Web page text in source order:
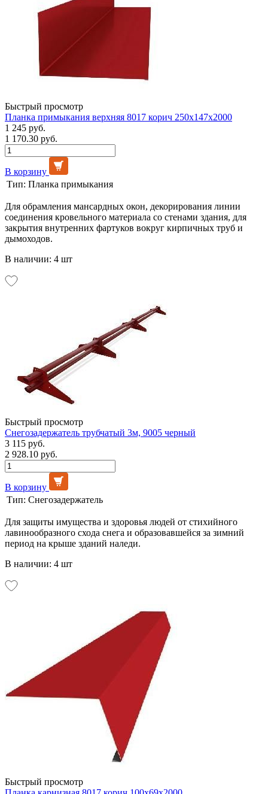
Быстрый просмотр
Планка примыкания верхняя 8017 корич 250х147х2000
1 245 руб.
1 170.30 руб.
В корзину
Тип: Планка примыкания
Для обрамления мансардных окон, декорирования линии
соединения кровельного материала со стенами здания, для
закрытия внутренних фартуков вокруг кирпичных труб и
дымоходов.
В наличии: 4 шт
Быстрый просмотр
Снегозадержатель трубчатый 3м, 9005 черный
3 115 руб.
2 928.10 руб.
В корзину
Тип: Снегозадержатель
Для защиты имущества и здоровья людей от стихийного
лавинообразного схода снега и образовавшейся за зимний
период на крыше зданий наледи.
В наличии: 4 шт
Быстрый просмотр